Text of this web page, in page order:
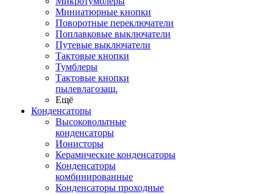
Миниатюрные кнопки
Поворотные переключатели
Поплавковые выключатели
Путевые выключатели
Тактовые кнопки
Тумблеры
Тактовые кнопки
пылевлагозащ.
Ещё
Конденсаторы
Высоковольтные
конденсаторы
Ионисторы
Керамические конденсаторы
Конденсаторы
комбинированные
Конденсаторы проходные